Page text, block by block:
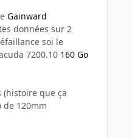
Gainward
données sur 2
soi le
7200.10 160 Go
(histoire que ça
de 120mm